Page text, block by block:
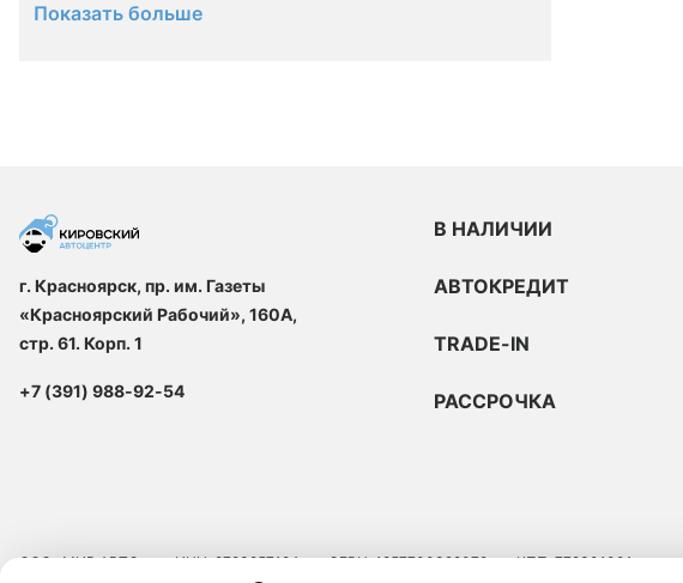
Показать больше
г. Красноярск, пр. им. Газеты
«Красноярский Рабочий», 160А,
стр. 61. Корп. 1
+7 (391) 988-92-54
В НАЛИЧИИ
АВТОКРЕДИТ
TRADE-IN
РАССРОЧКА
ООО «МИР АВТО» ИНН: 9723257124 ОГРН: 1257700329072
КПП: 772301001